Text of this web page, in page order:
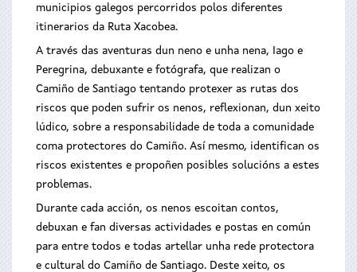
municipios galegos percorridos polos diferentes
itinerarios da Ruta Xacobea.
A través das aventuras dun neno e unha nena, Iago e
Peregrina, debuxante e fotógrafa, que realizan o
Camiño de Santiago tentando protexer as rutas dos
riscos que poden sufrir os nenos, reflexionan, dun xeito
lúdico, sobre a responsabilidade de toda a comunidade
coma protectores do Camiño. Así mesmo, identifican os
riscos existentes e propoñen posibles solucións a estes
problemas.
Durante cada acción, os nenos escoitan contos,
debuxan e fan diversas actividades e postas en común
para entre todos e todas artellar unha rede protectora
e cultural do Camiño de Santiago. Deste xeito, os